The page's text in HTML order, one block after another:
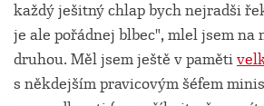
každý ješitný chlap bych nejradši
je ale pořádnej blbec", mlel jsem na
druhou. Měl jsem ještě v paměti
s někdejším pravicovým šéfem